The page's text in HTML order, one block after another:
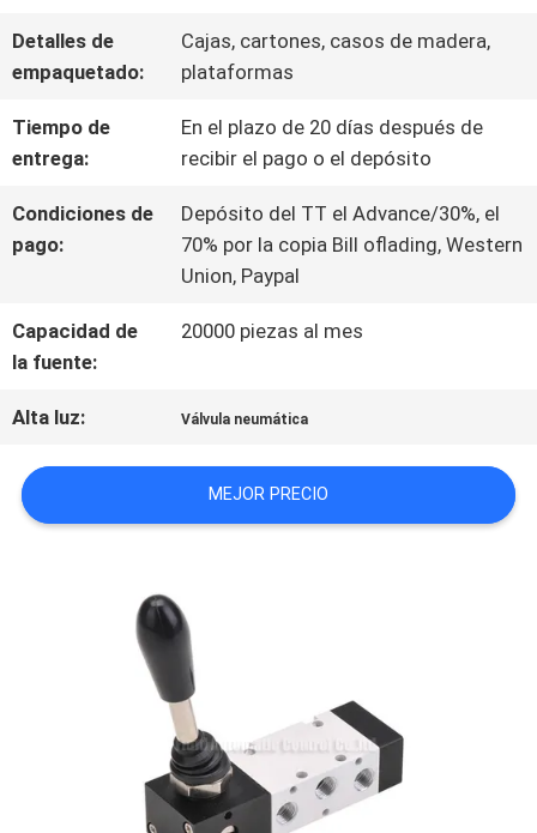
CONTACTO
CON
NOTICIAS
PIDA
UNA
CITA
MAPA
DEL
POLÍTICA
PRIVACIDAD
Detalles de
empaquetado:
Cajas, cartones, casos de madera,
plataformas
Tiempo de
entrega:
En el plazo de 20 días después de
recibir el pago o el depósito
Condiciones de
pago:
Depósito del TT el Advance/30%, el
70% por la copia Bill oflading, Western
Union, Paypal
Capacidad de
la fuente:
20000 piezas al mes
Alta luz: Válvula neumática
MEJOR PRECIO